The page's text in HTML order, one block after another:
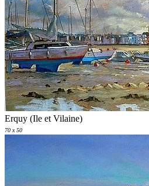
Erquy (Ile et Vilaine)
70 x 50